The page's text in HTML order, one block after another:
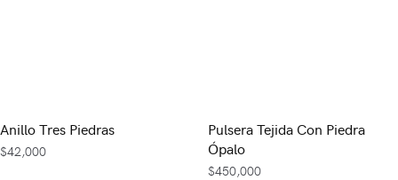
Anillo Tres Piedras
$42,000
Pulsera Tejida Con Piedra
Ópalo
$450,000